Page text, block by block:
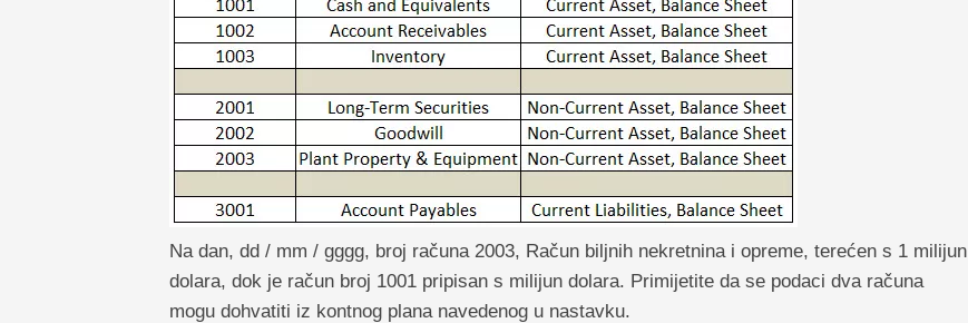
Na dan, dd / mm / gggg, broj računa 2003, Račun biljnih nekretnina i opreme, terećen s 1 milijun
dolara, dok je račun broj 1001 pripisan s milijun dolara. Primijetite da se podaci dva računa
mogu dohvatiti iz kontnog plana navedenog u nastavku.